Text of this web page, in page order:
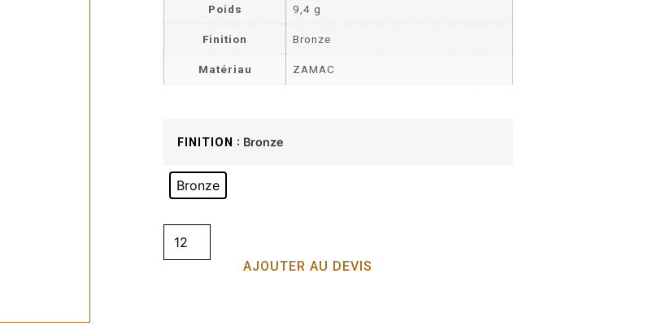
Poids 9,4 g
Finition Bronze
Matériau ZAMAC
FINITION : Bronze
Bronze
AJOUTER AU DEVIS